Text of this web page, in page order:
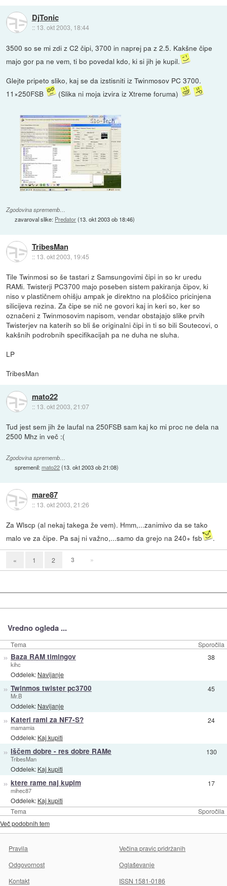
DjTonic
:: 13. okt 2003, 18:44
3500 so se mi zdi z C2 čipi, 3700 in naprej pa z 2.5. Kakšne čipe
majo gor pa ne vem, ti bo povedal kdo, ki si jih je kupil.
Glejte pripeto sliko, kaj se da izstisniti iz Twinmosov PC 3700.
11×250FSB
(Slika ni moja izvira iz Xtreme foruma)
Zgodovina sprememb…
zavaroval slike: Predator(13. okt 2003 ob 18:46)
TribesMan
:: 13. okt 2003, 19:45
Tile Twinmosi so še tastari z Samsungovimi čipi in so kr uredu
RAMi. Twisterji PC3700 majo poseben sistem pakiranja čipov, ki
niso v plastičnem ohišju ampak je direktno na ploščico pricinjena
silicijeva rezina. Za čipe se nič ne govori kaj in keri so, ker so
označeni z Twinmosovim napisom, vendar obstajajo slike prvih
Twisterjev na katerih so bli še originalni čipi in ti so bili Soutecovi, o
kakšnih podrobnih specifikacijah pa ne duha ne sluha.
LP
TribesMan
mato22
:: 13. okt 2003, 21:07
Tud jest sem jih že laufal na 250FSB sam kaj ko mi proc ne dela na
2500 Mhz in več :(
Zgodovina sprememb…
spremenil:mato22(13. okt 2003 ob 21:08)
mare87
:: 13. okt 2003, 21:26
Za Wlscp (al nekaj takega že vem). Hmm,...zanimivo da se tako
malo ve za čipe. Pa saj ni važno,...samo da grejo na 240+ fsb
.
« 1 2 3 »
Vredno ogleda ...
Tema Sporočila
Tema Sporočila
» Baza RAM timingov
kihc
Oddelek: Navijanje
38
» Twinmos twister pc3700
Mr.B
Oddelek: Navijanje
45
» Kateri rami za NF7-S?
mamamia
Oddelek: Kaj kupiti
24
» Iščem dobre - res dobre RAMe
TribesMan
Oddelek: Kaj kupiti
130
» ktere rame naj kupim
mihec87
Oddelek: Kaj kupiti
17
Več podobnih tem
Pravila
Večina pravic pridržanih
Odgovornost
Oglaševanje
Kontakt
ISSN 1581-0186